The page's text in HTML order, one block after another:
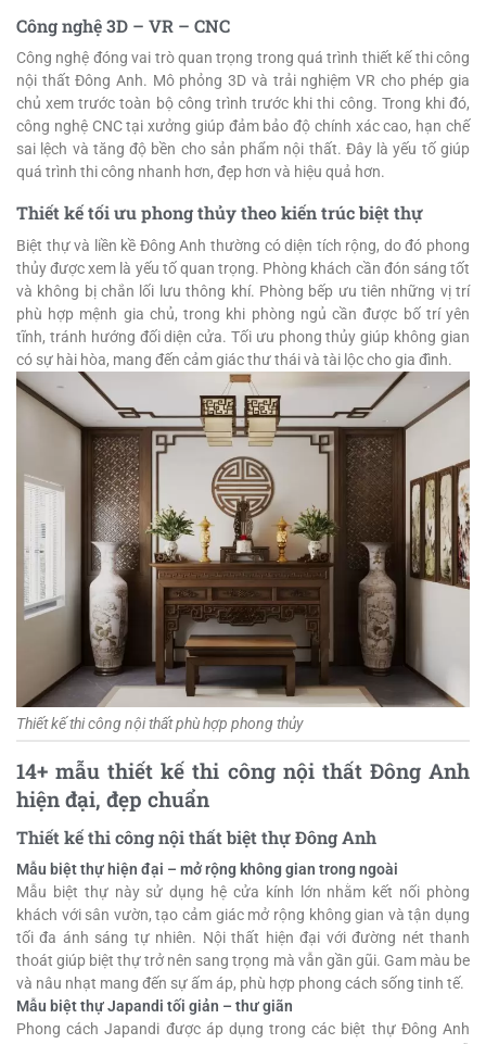
Công nghệ 3D – VR – CNC
Công nghệ đóng vai trò quan trọng trong quá trình thiết kế thi công
nội thất Đông Anh. Mô phỏng 3D và trải nghiệm VR cho phép gia
chủ xem trước toàn bộ công trình trước khi thi công. Trong khi đó,
công nghệ CNC tại xưởng giúp đảm bảo độ chính xác cao, hạn chế
sai lệch và tăng độ bền cho sản phẩm nội thất. Đây là yếu tố giúp
quá trình thi công nhanh hơn, đẹp hơn và hiệu quả hơn.
Thiết kế tối ưu phong thủy theo kiến trúc biệt thự
Biệt thự và liền kề Đông Anh thường có diện tích rộng, do đó phong
thủy được xem là yếu tố quan trọng. Phòng khách cần đón sáng tốt
và không bị chắn lối lưu thông khí. Phòng bếp ưu tiên những vị trí
phù hợp mệnh gia chủ, trong khi phòng ngủ cần được bố trí yên
tĩnh, tránh hướng đối diện cửa. Tối ưu phong thủy giúp không gian
có sự hài hòa, mang đến cảm giác thư thái và tài lộc cho gia đình.
Thiết kế thi công nội thất phù hợp phong thủy
14+ mẫu thiết kế thi công nội thất Đông Anh
hiện đại, đẹp chuẩn
Thiết kế thi công nội thất biệt thự Đông Anh
Mẫu biệt thự hiện đại – mở rộng không gian trong ngoài
Mẫu biệt thự này sử dụng hệ cửa kính lớn nhằm kết nối phòng
khách với sân vườn, tạo cảm giác mở rộng không gian và tận dụng
tối đa ánh sáng tự nhiên. Nội thất hiện đại với đường nét thanh
thoát giúp biệt thự trở nên sang trọng mà vẫn gần gũi. Gam màu be
và nâu nhạt mang đến sự ấm áp, phù hợp phong cách sống tinh tế.
Mẫu biệt thự Japandi tối giản – thư giãn
Phong cách Japandi được áp dụng trong các biệt thự Đông Anh